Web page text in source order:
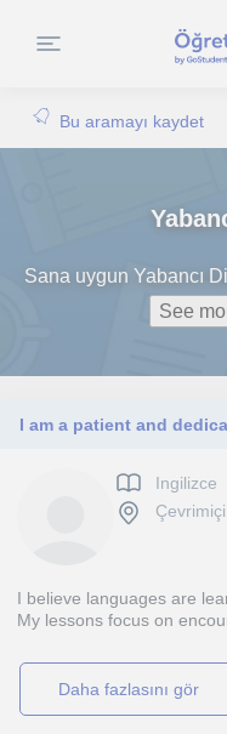
Bu aramayı kaydet
Sana uygun Yabancı
See
Ingilizce
I believe languages are
My lessons focus on
daha fazlasını gör